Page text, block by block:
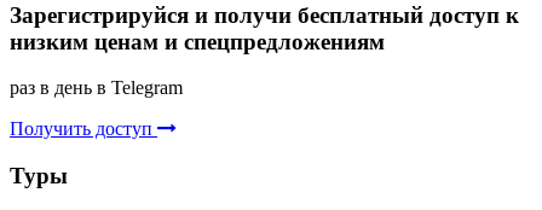
Зарегистрируйся и получи бесплатный доступ к
низким ценам и спецпредложениям
раз в день в Telegram
Получить доступ
Туры